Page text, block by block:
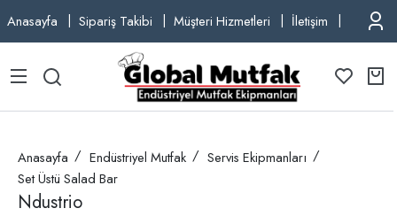
Anasayfa Sipariş Takibi Müşteri Hizmetleri İletişim TEL:
Anasayfa Endüstriyel Mutfak
Servis Ekipmanları
Set Üstü Salad Bar
Ndustrio